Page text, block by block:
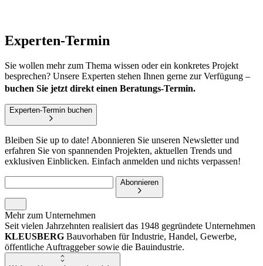
Experten-Termin
Sie wollen mehr zum Thema wissen oder ein konkretes Projekt
besprechen? Unsere Experten stehen Ihnen gerne zur Verfügung –
buchen Sie jetzt direkt einen Beratungs-Termin.
Experten-Termin buchen
Bleiben Sie up to date! Abonnieren Sie unseren Newsletter und
erfahren Sie von spannenden Projekten, aktuellen Trends und
exklusiven Einblicken. Einfach anmelden und nichts verpassen!
Abonnieren
Mehr zum Unternehmen
Seit vielen Jahrzehnten realisiert das 1948 gegründete Unternehmen
KLEUSBERG Bauvorhaben für Industrie, Handel, Gewerbe,
öffentliche Auftraggeber sowie die Bauindustrie.